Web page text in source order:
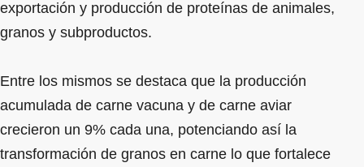
exportación y producción de proteínas de animales,
granos y subproductos.
Entre los mismos se destaca que la producción
acumulada de carne vacuna y de carne aviar
crecieron un 9% cada una, potenciando así la
transformación de granos en carne lo que fortalece